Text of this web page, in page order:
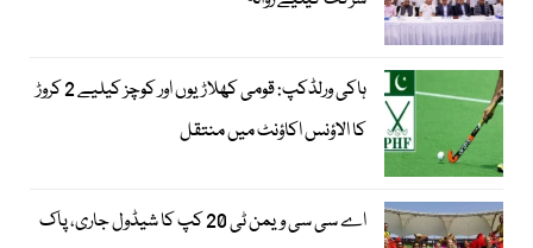
ہاکی ورلڈکپ: قومی کھلاڑیوں اور کوچز کیلیے 2 کروڑ
کا الاؤنس اکاؤنٹ میں منتقل
اے سی سی ویمن ٹی 20 کپ کا شیڈول جاری، پاک